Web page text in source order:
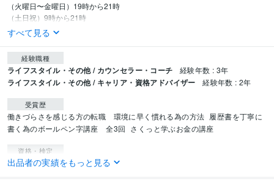
（火曜日〜金曜日）19時から21時
（土日祝）9時から21時
すべて見る
経験職種
ライフスタイル・その他 / カウンセラー・コーチ 経験年数 : 3年
ライフスタイル・その他 / キャリア・資格アドバイザー 経験年数 : 2年
受賞歴
働きづらさを感じる方の転職　環境に早く慣れる為の方法 履歴書を丁寧に
書く為のボールペン字講座　全3回 さくっと学ぶお金の講座
資格・検定
2級FP技能士 取得年 : 2021年
出品者の実績をもっと見る